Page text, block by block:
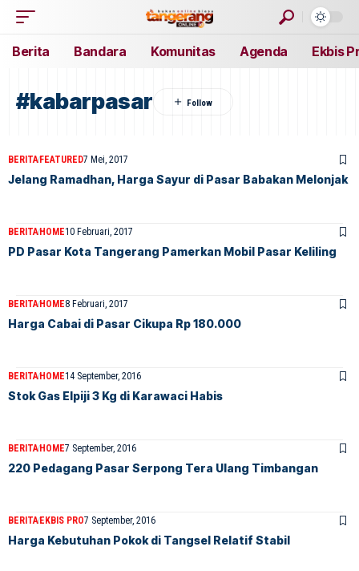
Berita Bandara Komunitas Agenda Ekbis
#kabarpasar
BERITAFEATURED7 Mei, 2017
Jelang Ramadhan, Harga Sayur di Pasar Babakan Melonjak
BERITAHOME10 Februari, 2017
PD Pasar Kota Tangerang Pamerkan Mobil Pasar Keliling
BERITAHOME8 Februari, 2017
Harga Cabai di Pasar Cikupa Rp 180.000
BERITAHOME14 September, 2016
Stok Gas Elpiji 3 Kg di Karawaci Habis
BERITAHOME7 September, 2016
220 Pedagang Pasar Serpong Tera Ulang Timbangan
BERITAEKBIS PRO7 September, 2016
Harga Kebutuhan Pokok di Tangsel Relatif Stabil